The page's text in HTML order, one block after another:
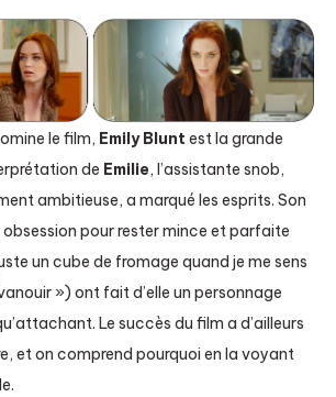
le film, Emily Blunt est la grande
de Emilie, l’assistante snob,
ambitieuse, a marqué les esprits. Son
obsession pour rester mince et parfaite
un cube de fromage quand je me sens
») ont fait d’elle un personnage
Le succès du film a d’ailleurs
et on comprend pourquoi en la voyant